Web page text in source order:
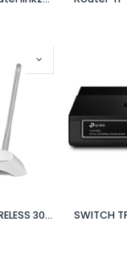
ROUTER TP-LINK WIRELESS 300MBPS TL-WR840N